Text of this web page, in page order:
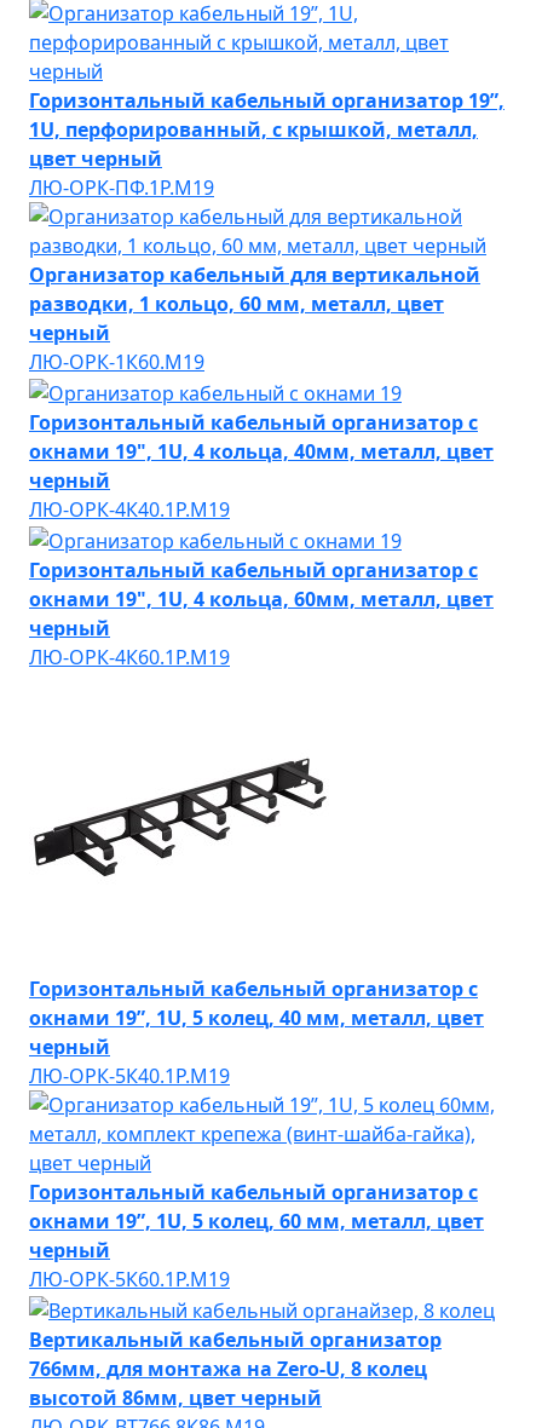
Горизонтальный кабельный организатор 19”,
1U, перфорированный, с крышкой, металл,
цвет черный
ЛЮ-ОРК-ПФ.1Р.М19
Организатор кабельный для вертикальной
разводки, 1 кольцо, 60 мм, металл, цвет
черный
ЛЮ-ОРК-1К60.М19
Горизонтальный кабельный организатор с
окнами 19", 1U, 4 кольца, 40мм, металл, цвет
черный
ЛЮ-ОРК-4К40.1Р.М19
Горизонтальный кабельный организатор с
окнами 19", 1U, 4 кольца, 60мм, металл, цвет
черный
ЛЮ-ОРК-4К60.1Р.М19
Горизонтальный кабельный организатор с
окнами 19”, 1U, 5 колец, 40 мм, металл, цвет
черный
ЛЮ-ОРК-5К40.1Р.М19
Горизонтальный кабельный организатор с
окнами 19”, 1U, 5 колец, 60 мм, металл, цвет
черный
ЛЮ-ОРК-5К60.1Р.М19
Вертикальный кабельный организатор
766мм, для монтажа на Zero-U, 8 колец
высотой 86мм, цвет черный